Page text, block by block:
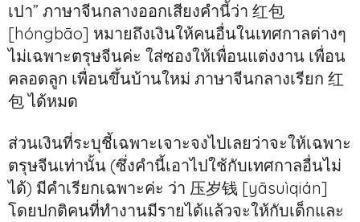
เปา” ภาษาจีนกลางออกเสียงคำนี้ว่า 红包
[hóngbāo] หมายถึงเงินให้คนอื่นในเทศกาลต่างๆ
ไม่เฉพาะตรุษจีนค่ะ ใส่ซองให้เพื่อนแต่งงาน เพื่อน
คลอดลูก เพื่อนขึ้นบ้านใหม่ ภาษาจีนกลางเรียก 红
包 ได้หมด
ส่วนเงินที่ระบุชี้เฉพาะเจาะจงไปเลยว่าจะให้เฉพาะ
ตรุษจีนเท่านั้น (ซึ่งคำนี้เอาไปใช้กับเทศกาลอื่นไม่
ได้) มีคำเรียกเฉพาะค่ะ ว่า 压岁钱 [yāsuìqián]
โดยปกติคนที่ทำงานมีรายได้แล้วจะให้กับเด็กและ